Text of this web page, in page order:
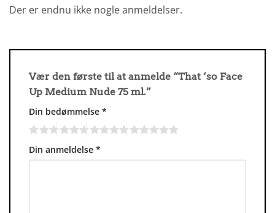
Der er endnu ikke nogle anmeldelser.
Vær den første til at anmelde “That ‘so Face
Up Medium Nude 75 ml.”
Din bedømmelse *
Din anmeldelse *